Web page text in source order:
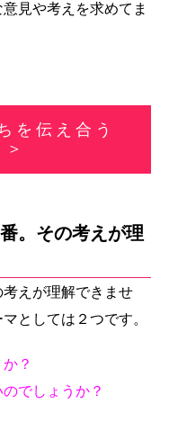
見や考えを求めてま
を伝え合う
。その考えが理
考えが理解できませ
としては２つです。
？
でしょうか？